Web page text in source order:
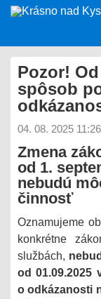
Presunúť
na
Pozor!
spôsob
04. 08. 2025 11:26
Zmena
od 1.
nebudú
činnosť
Oznamujeme
konkrétne
službách,
od
o odkázanosti